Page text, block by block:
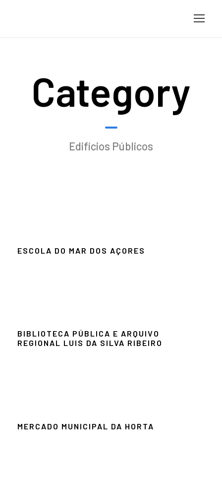
Category
Edifícios Públicos
ESCOLA DO MAR DOS AÇORES
BIBLIOTECA PÚBLICA E ARQUIVO
REGIONAL LUIS DA SILVA RIBEIRO
MERCADO MUNICIPAL DA HORTA